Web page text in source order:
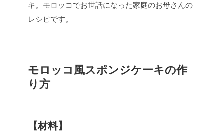
キ。モロッコでお世話になった家庭のお母さんの
レシピです。
モロッコ風スポンジケーキの作
り方
【材料】